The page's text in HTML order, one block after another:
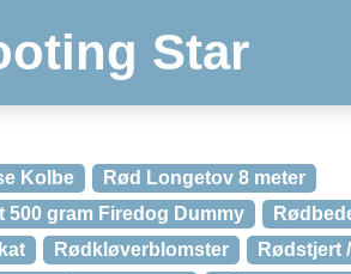
Star
Kolbe
Rød Longetov 8 meter
500 gram Firedog Dummy
Rødkløverblomster
Rødstjert